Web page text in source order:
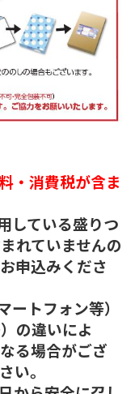
・消費税が含ま
している盛りつ
れていませんの
申込みくださ
トフォン等）
の違いによ
る場合がござ
い。